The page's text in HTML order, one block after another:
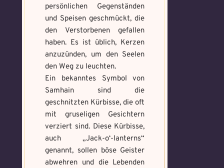
persönlichen Gegenständen
und Speisen geschmückt, die
den Verstorbenen gefallen
haben. Es ist üblich, Kerzen
anzuzünden, um den Seelen
den Weg zu leuchten.
Ein bekanntes Symbol von
Samhain sind die
geschnitzten Kürbisse, die oft
mit gruseligen Gesichtern
verziert sind. Diese Kürbisse,
auch „Jack-o‘-lanterns“
genannt, sollen böse Geister
abwehren und die Lebenden
Mandala senden
Max file size: 9.08 MB. | Allowed file
types: gif,jpeg,png,jpg,pdf | Min
number of file: 1
Select Files
Absenden
Memory Screenshot
senden
Max file size: 9.08 MB. | Allowed file
types: gif,jpeg,png,jpg,pdf | Min
number of file: 1
Datei wählen
Absenden
Absenden